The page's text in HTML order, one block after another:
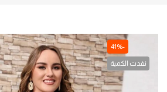
-41%
نفدت الكمية